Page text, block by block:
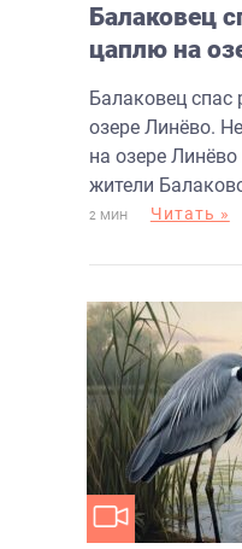
Балаковец
цаплю на
Балаковец
озере Линёво.
на озере
жители
2 МИН Читать »